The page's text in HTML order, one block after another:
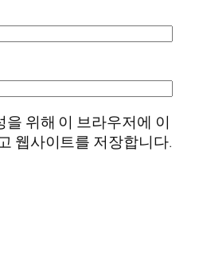
을 위해 이 브라우저에 이
웹사이트를 저장합니다.